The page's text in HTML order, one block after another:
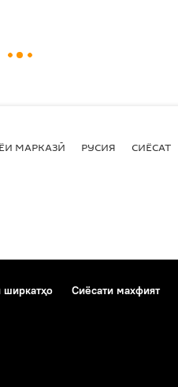
МАРКАЗӢ РУСИЯ СИЁСАТ
ширкатҳо Сиёсати махфият